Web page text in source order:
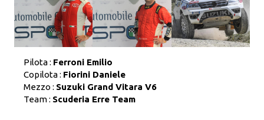
Pilota : Ferroni Emilio
Copilota : Fiorini Daniele
Mezzo : Suzuki Grand Vitara V6
Team : Scuderia Erre Team